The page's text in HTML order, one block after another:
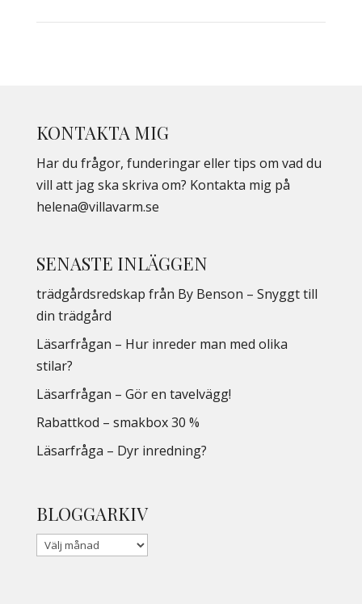
KONTAKTA MIG
Har du frågor, funderingar eller tips om vad du
vill att jag ska skriva om? Kontakta mig på
helena@villavarm.se
SENASTE INLÄGGEN
trädgårdsredskap från By Benson – Snyggt till
din trädgård
Läsarfrågan – Hur inreder man med olika
stilar?
Läsarfrågan – Gör en tavelvägg!
Rabattkod – smakbox 30 %
Läsarfråga – Dyr inredning?
BLOGGARKIV